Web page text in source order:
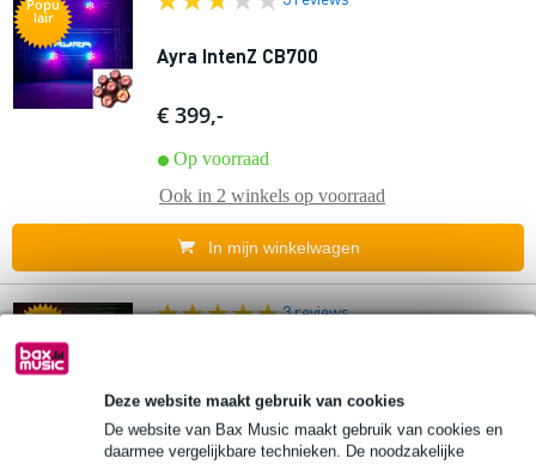
Deze website maakt gebruik van cookies
De website van Bax Music maakt gebruik van cookies en
daarmee vergelijkbare technieken. De noodzakelijke
Popu
lair
Ayra IntenZ CB700
€ 399,-
Op voorraad
Ook in 2 winkels op voorraad
In mijn winkelwagen
Popu
10% EXTRA
KORTING MET
3 reviews
Adviesprijs € 76,- € 65,-